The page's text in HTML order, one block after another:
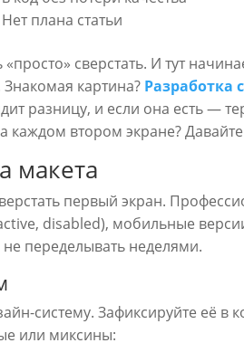
Нет плана статьи
сверстать. И тут
картина? Разработка
разницу, и если она есть —
каждом втором экране?
макета
первый экран.
disabled), мобильные
переделывать неделями.
систему. Зафиксируйте её в
или миксины: